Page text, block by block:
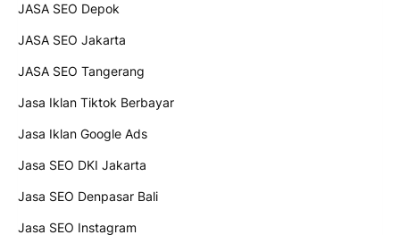
JASA SEO Depok
JASA SEO Jakarta
JASA SEO Tangerang
Jasa Iklan Tiktok Berbayar
Jasa Iklan Google Ads
Jasa SEO DKI Jakarta
Jasa SEO Denpasar Bali
Jasa SEO Instagram